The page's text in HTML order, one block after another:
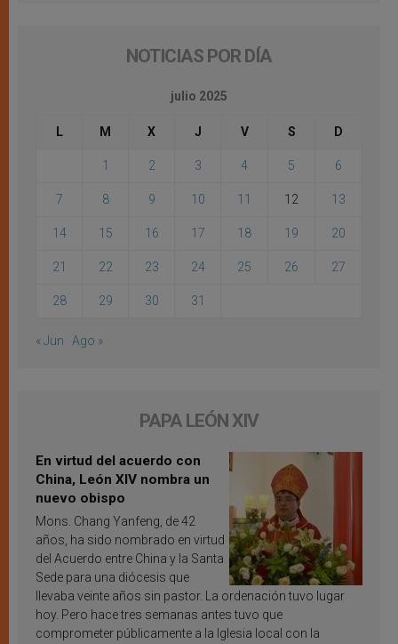
NOTICIAS POR DÍA
julio 2025
L M X J V S D
1 2 3 4 5 6
7 8 9 10 11 12 13
14 15 16 17 18 19 20
21 22 23 24 25 26 27
28 29 30 31
« Jun Ago »
PAPA LEÓN XIV
En virtud del acuerdo con
China, León XIV nombra un
nuevo obispo
Mons. Chang Yanfeng, de 42
años, ha sido nombrado en virtud
del Acuerdo entre China y la Santa
Sede para una diócesis que
llevaba veinte años sin pastor. La ordenación tuvo lugar
hoy. Pero hace tres semanas antes tuvo que
comprometer públicamente a la Iglesia local con la